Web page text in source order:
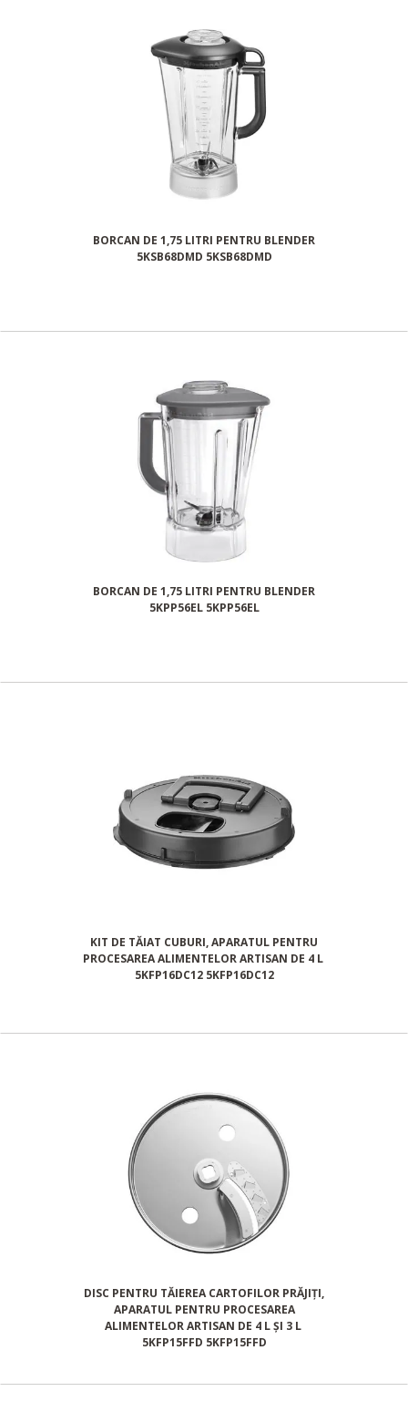
BORCAN DE 1,75 LITRI PENTRU BLENDER
5KSB68DMD 5KSB68DMD
BORCAN DE 1,75 LITRI PENTRU BLENDER
5KPP56EL 5KPP56EL
KIT DE TĂIAT CUBURI, APARATUL PENTRU
PROCESAREA ALIMENTELOR ARTISAN DE 4 L
5KFP16DC12 5KFP16DC12
DISC PENTRU TĂIEREA CARTOFILOR PRĂJIȚI,
APARATUL PENTRU PROCESAREA
ALIMENTELOR ARTISAN DE 4 L ȘI 3 L
5KFP15FFD 5KFP15FFD